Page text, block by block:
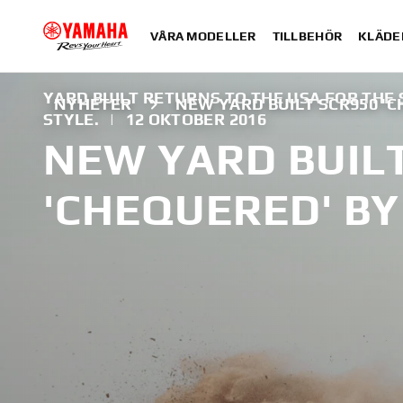
VÅRA MODELLER TILLBEHÖR
NYHETER NEW YARD BUILT SCR950
YARD BUILT RETURNS TO THE USA FOR
STYLE.
| 12 OKTOBER 2016
NEW YARD
'CHEQUERED'